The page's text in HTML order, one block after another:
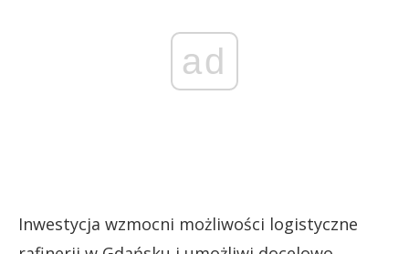
ad
Inwestycja wzmocni możliwości logistyczne